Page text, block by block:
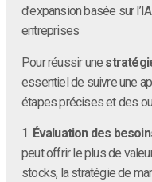
d’expansion basée sur
entreprises
Pour réussir une
essentiel de suivre une
étapes précises et des
1. Évaluation des
peut offrir le plus de
stocks, la stratégie de